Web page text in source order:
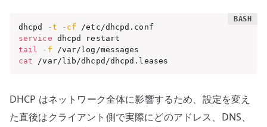
dhcpd -t -cf
service
tail
-f
cat /var/lib/dhcpd/dhcpd.leases
DHCP はネットワーク全体に影響するため、設定を変え
た直後はクライアント側で実際にどのアドレス、DNS、